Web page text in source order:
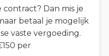
Dan mis je
betaal je mogelijk
vaste vergoeding.
per